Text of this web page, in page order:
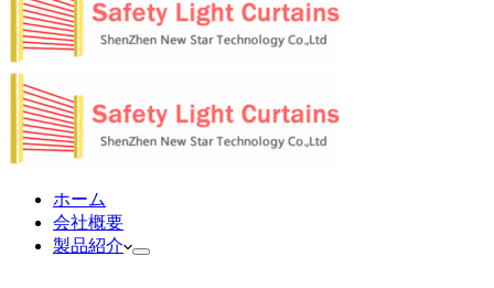
ホーム
会社概要
製品紹介